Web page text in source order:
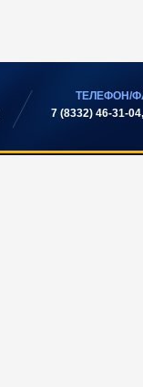
ТЕЛЕФОН/
7 (8332) 46-31-